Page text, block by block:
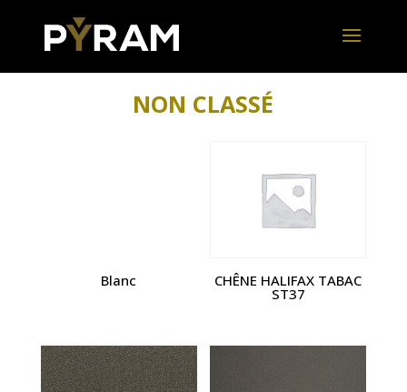
NON CLASSÉ
Blanc CHÊNE HALIFAX TABAC
ST37